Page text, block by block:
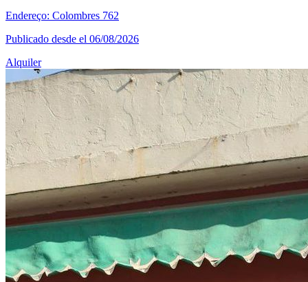
Endereço: Colombres 762
Publicado desde el 06/08/2026
Alquiler